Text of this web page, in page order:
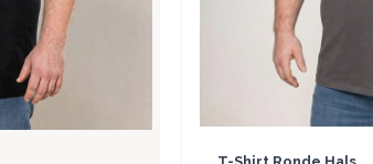
BASIC